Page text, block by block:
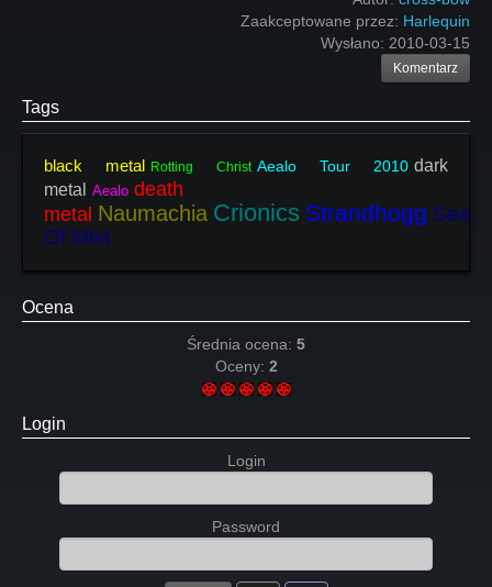
Zaakceptowane przez: Harlequin
Wysłano: 2010-03-15
Komentarz
Tags
black metal Rotting Christ Aealo Tour 2010 dark
metal
Aealo death
metal Naumachia Crionics Strandhogg
Of Mist
Ocena
Średnia ocena: 5
Oceny: 2
Login
Login
Password